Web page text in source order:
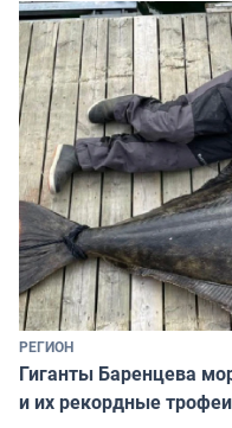
РЕГИОН
Гиганты Баренцева
и их рекордные трофеи